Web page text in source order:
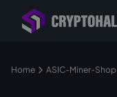
Händler mit Standort
in Deutschland
Home ASIC-Miner-Shop